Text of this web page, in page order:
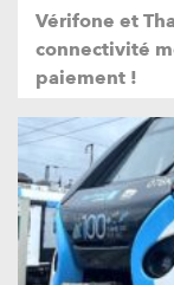
Vérifone et
connectivité
paiement !